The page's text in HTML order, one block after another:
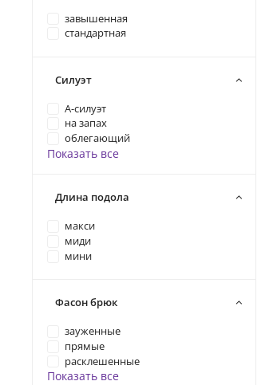
завышенная
стандартная
Силуэт
А-силуэт
на запах
облегающий
Показать все
Длина подола
макси
миди
мини
Фасон брюк
зауженные
прямые
расклешенные
Показать все